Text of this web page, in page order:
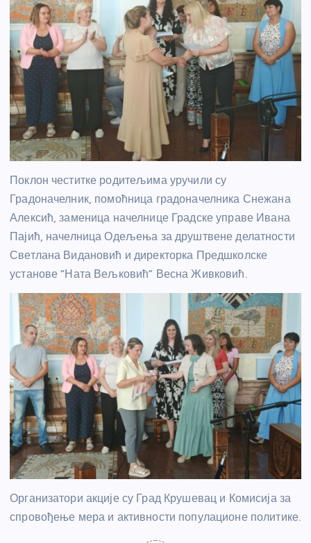
Поклон честитке родитељима уручили су
Градоначелник, помоћница градоначелника Снежана
Алексић, заменица начелнице Градске управе Ивана
Пајић, начелница Одељења за друштвене делатности
Светлана Видановић и директорка Предшколске
установе “Ната Вељковић” Весна Живковић.
Организатори акције су Град Крушевац и Комисија за
спровођење мера и активности популационе политике.